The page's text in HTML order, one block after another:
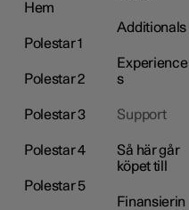
Hem
Polestar 1
Polestar 2
Polestar 3
Polestar 4
Polestar 5
Additionals
Experience
s
Support
Så här går
köpet till
Finansierin